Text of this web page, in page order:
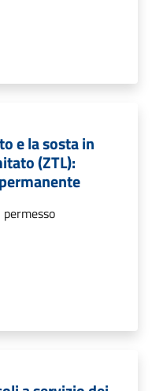
e la sosta in
(ZTL):